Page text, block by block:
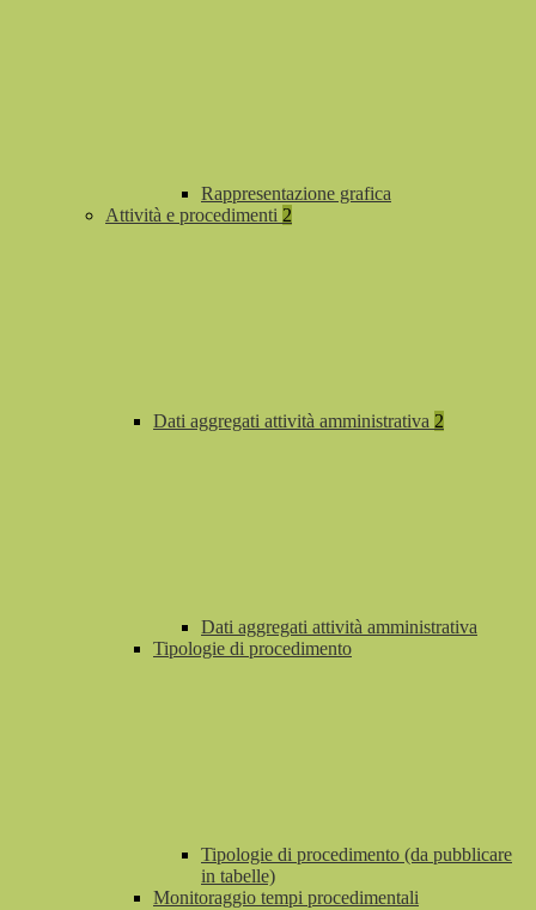
Rappresentazione grafica
Attività e procedimenti 2
Dati aggregati attività amministrativa 2
Dati aggregati attività amministrativa
Tipologie di procedimento
Tipologie di procedimento (da pubblicare
in tabelle)
Monitoraggio tempi procedimentali